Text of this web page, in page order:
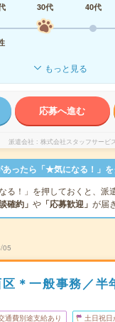
30代 40代
もっと見る
応募へ進む
派遣会社 株式会社スタッフサービ
あったら「★気になる！」を
なる！」を押しておくと、派
確約」 や 「応募歓迎」 が届
05
＊一般事務／半
通費別途支給あり 土日祝日